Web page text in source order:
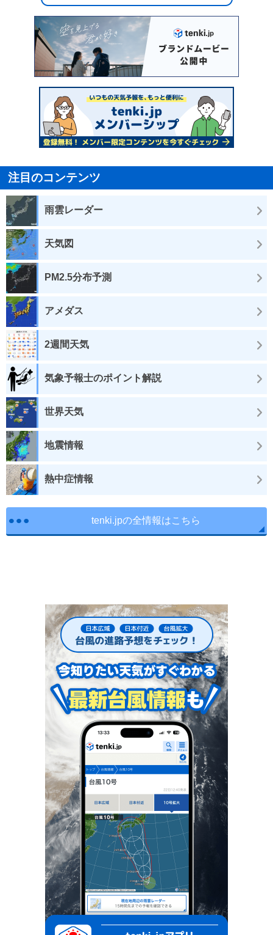
注目のコンテンツ
雨雲レーダー
天気図
PM2.5分布予測
アメダス
2週間天気
気象予報士のポイント解説
世界天気
地震情報
熱中症情報
tenki.jpの全情報はこちら